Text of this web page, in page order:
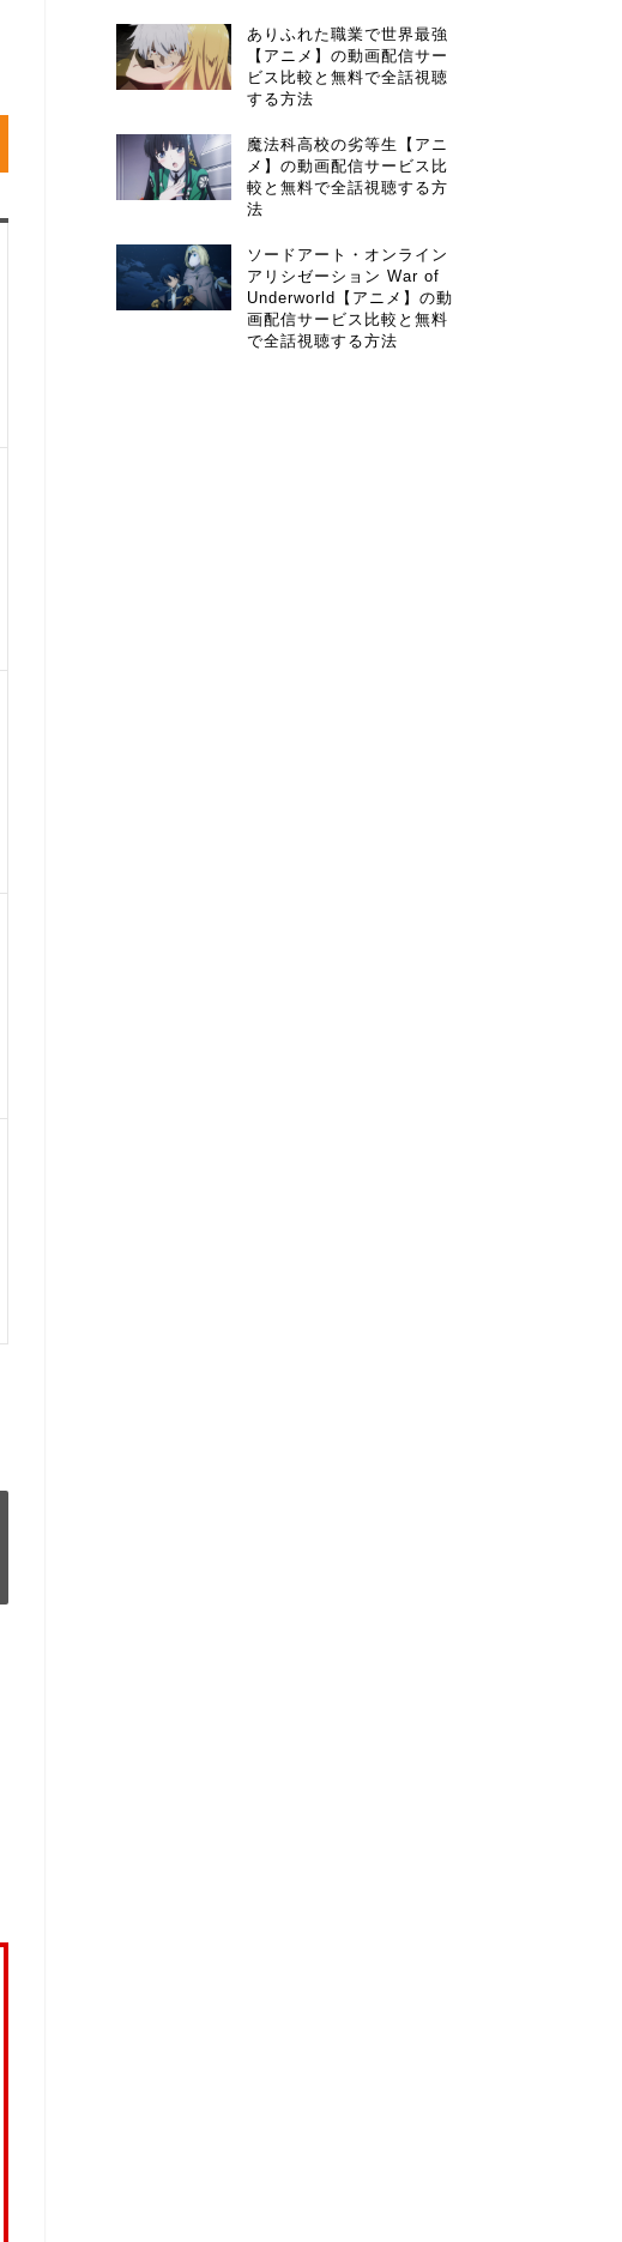
ありふれた職業で世界最強
【アニメ】の動画配信サー
ビス比較と無料で全話視聴
する方法
魔法科高校の劣等生【アニ
メ】の動画配信サービス比
較と無料で全話視聴する方
法
ソードアート・オンライン
アリシゼーション War of
Underworld【アニメ】の動
画配信サービス比較と無料
で全話視聴する方法